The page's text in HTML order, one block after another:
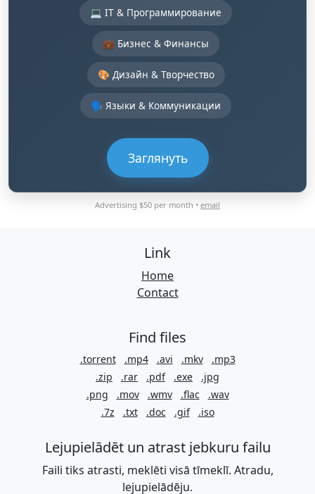
💻 IT & Программирование
💼 Бизнес & Финансы
🎨 Дизайн & Творчество
🗣️ Языки & Коммуникации
Заглянуть
Advertising $50 per month • email
Link
Home
Contact
Find files
.torrent .mp4 .avi .mkv
.mp3
.zip
.rar .pdf .exe
.jpg
.png
.mov .wmv .flac
.wav
.7z
.txt .doc .gif .iso
Lejupielādēt un atrast jebkuru failu
Faili tiks atrasti, meklēti visā tīmeklī. Atradu,
lejupielādēju.